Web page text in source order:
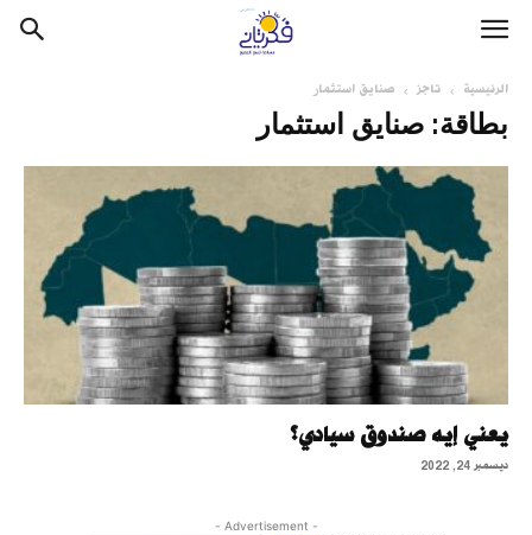
الرئيسية تاجز صنايق استثمار
بطاقة: صنايق استثمار
يعني إيه صندوق سيادي؟
ديسمبر 24, 2022
- Advertisement -